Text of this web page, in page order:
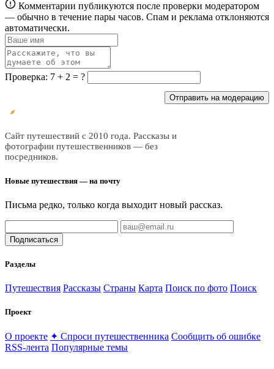
Комментарии публикуются после проверки модератором
— обычно в течение пары часов. Спам и реклама отклоняются
автоматически.
Проверка: 7 + 2 = ?
Отправить на модерацию
Сайт путешествий с 2010 года. Рассказы и
фотографии путешественников — без
посредников.
Новые путешествия — на почту
Письма редко, только когда выходит новый рассказ.
Подписаться
Разделы
Путешествия Рассказы Страны Карта Поиск по фото Поиск
Проект
О проекте ✦ Спроси путешественника Сообщить об ошибке
RSS-лента Популярные темы